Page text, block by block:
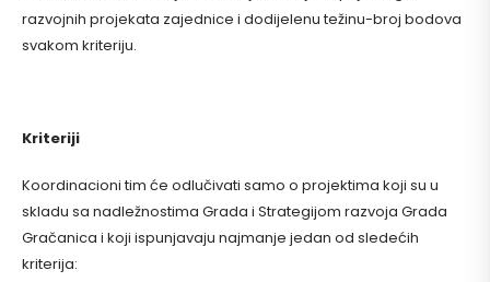
razvojnih projekata zajednice i dodijelenu težinu-broj bodova
svakom kriteriju.
Kriteriji
Koordinacioni tim će odlučivati samo o projektima koji su u
skladu sa nadležnostima Grada i Strategijom razvoja Grada
Gračanica i koji ispunjavaju najmanje jedan od sledećih
kriterija: